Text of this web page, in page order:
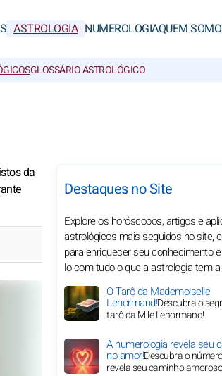
ASTROLOGIA NUMEROLOGIAQUEM
GLOSSÁRIO ASTROLÓGICO
da
Destaques no Site
Explore os horóscopos, artigos e
astrológicos mais seguidos no site,
para enriquecer seu conhecimento
lo com tudo o que a astrologia tem
O Tarô da Mademoiselle
Lenormand!Descubra o
tarô da Mlle Lenormand!
A numerologia revela seu
no amor!Descubra o
revela seu caminho